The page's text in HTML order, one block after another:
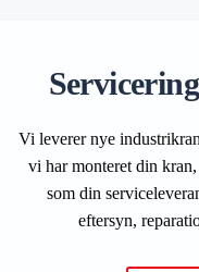
Vi leverer nye
vi har monteret din
som din
eftersyn,